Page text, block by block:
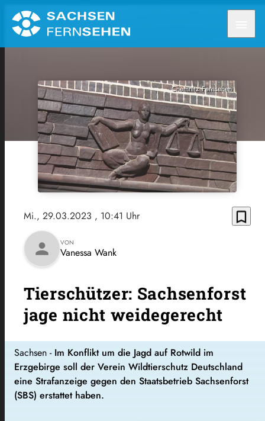
Chemnitz Fernsehen
Mi., 29.03.2023 , 10:41 Uhr bookmark_border
person VON
Vanessa Wank
Tierschützer: Sachsenforst
jage nicht weidegerecht
Sachsen -Im Konflikt um die Jagd auf Rotwild im
Erzgebirge soll der Verein Wildtierschutz Deutschland
eine Strafanzeige gegen den Staatsbetrieb Sachsenforst
(SBS) erstattet haben.